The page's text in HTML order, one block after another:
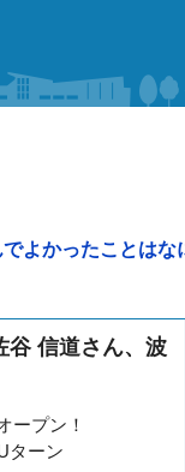
よかったことは
信道さん、波
ープン！
ターン